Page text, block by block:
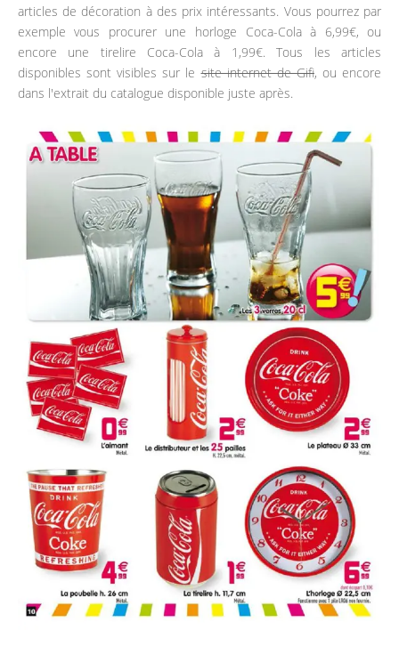
articles de décoration à des prix intéressants. Vous pourrez par
exemple vous procurer une horloge Coca-Cola à 6,99€, ou
encore une tirelire Coca-Cola à 1,99€. Tous les articles
disponibles sont visibles sur lesite internet de Gifi, ou encore
dans l'extrait du catalogue disponible juste après.